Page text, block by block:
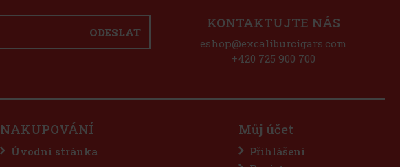
ODESLAT
KONTAKTUJTE NÁS
eshop@excaliburcigars.com
+420 725 900 700
NAKUPOVÁNÍ
Úvodní stránka
Můj účet
Přihlášení